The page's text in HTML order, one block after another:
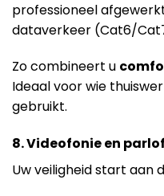
professioneel
dataverkeer (Cat6/
Zo combineert u
Ideaal voor wie
gebruikt.
8. Videofonie en
Uw veiligheid start aan